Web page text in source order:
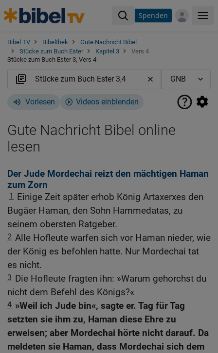
Spenden
Bibel TV Bibelthek
Gute Nachricht Bibel
Stücke zum Buch Ester
Kapitel 3
Vers 4
Stücke zum Buch Ester 3, Vers 4
Vorlesen Videos einblenden
Gute Nachricht Bibel online
lesen
Der Jude Mordechai reizt den mächtigen Haman
zum Zorn
1
Einige Zeit später erhob König Artaxerxes den
Bugäer Haman, den Sohn Hammedatas, zu
seinem obersten Ratgeber.
2 Alle Hofleute warfen sich vor Haman nieder, wie
der König es befohlen hatte. Nur Mordechai tat
es nicht.
3 Die Hofleute fragten ihn: »Warum gehorchst du
nicht dem Befehl des Königs?«
4 »Weil ich Jude bin«, sagte er. Tag für Tag
setzten sie ihm zu, Haman diese Ehre zu
erweisen; aber Mordechai hörte nicht darauf. Da
meldeten sie Haman, dass Mordechai sich dem